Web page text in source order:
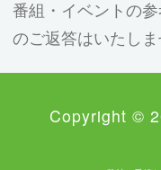
番組・イベントの
のご返答はいたし
Copyright ©